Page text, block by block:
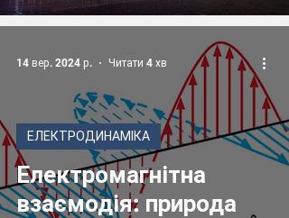
Електромагнітна
взаємодія: природа
ЕЛЕКТРОДИНАМІКА
14 вер. 2024 р. Читати 4 хв